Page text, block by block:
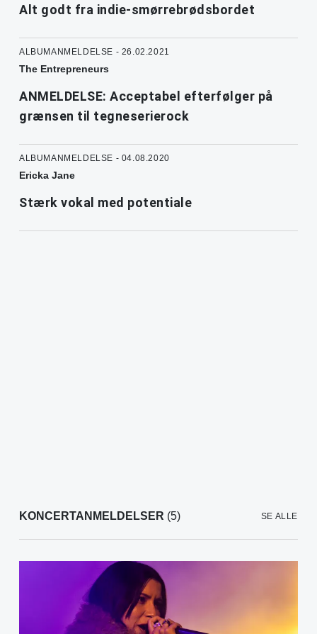
Alt godt fra indie-smørrebrødsbordet
ALBUMANMELDELSE - 26.02.2021
The Entrepreneurs
ANMELDELSE: Acceptabel efterfølger på
grænsen til tegneserierock
ALBUMANMELDELSE - 04.08.2020
Ericka Jane
Stærk vokal med potentiale
KONCERTANMELDELSER (5) SE ALLE